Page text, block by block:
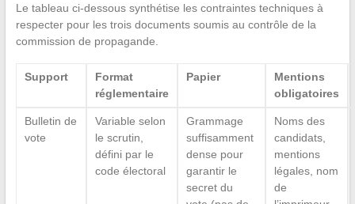
Le tableau ci-dessous synthétise les contraintes techniques à
respecter pour les trois documents soumis au contrôle de la
commission de propagande.
Support
Format
réglementaire
Papier
Mentions
obligatoires
Bulletin de
vote
Variable selon
le scrutin,
défini par le
code électoral
Grammage
suffisamment
dense pour
garantir le
secret du
Noms des
candidats,
mentions
légales, nom
de